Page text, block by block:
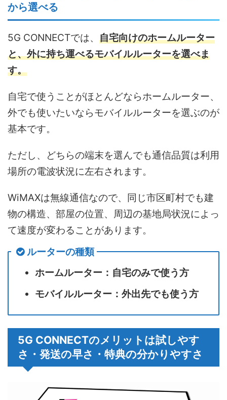
から選べる
5G CONNECTでは、 自宅向けのホームルーター
と、外に持ち運べるモバイルルーターを選べま
す。
自宅で使うことがほとんどならホームルーター、
外でも使いたいならモバイルルーターを選ぶのが
基本です。
ただし、どちらの端末を選んでも通信品質は利用
場所の電波状況に左右されます。
WiMAXは無線通信なので、同じ市区町村でも建
物の構造、部屋の位置、周辺の基地局状況によっ
て速度が変わることがあります。
ルーターの種類
ホームルーター：自宅のみで使う方
モバイルルーター：外出先でも使う方
5G CONNECTのメリットは試しやす
さ・発送の早さ・特典の分かりやすさ